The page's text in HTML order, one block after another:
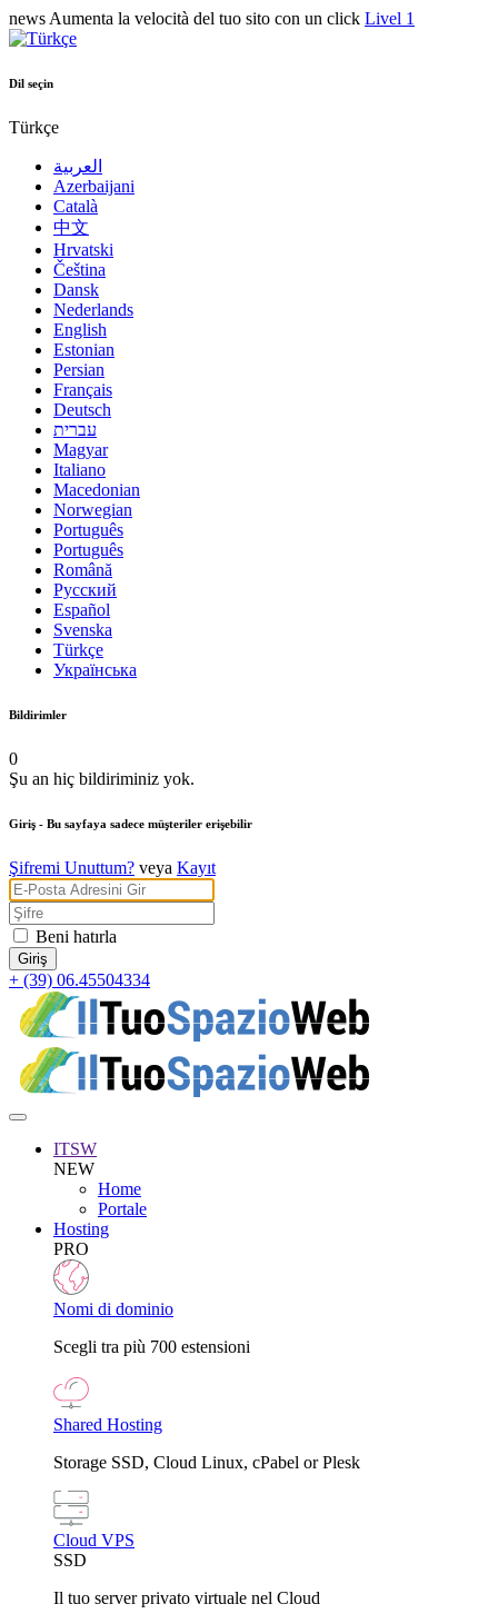
news Aumenta la velocità del tuo sito con un click Livel 1
Dil seçin
Türkçe
العربية
Azerbaijani
Català
中文
Hrvatski
Čeština
Dansk
Nederlands
English
Estonian
Persian
Français
Deutsch
עברית
Magyar
Italiano
Macedonian
Norwegian
Português
Português
Română
Русский
Español
Svenska
Türkçe
Українська
Bildirimler
0
Şu an hiç bildiriminiz yok.
Giriş - Bu sayfaya sadece müşteriler erişebilir
Şifremi Unuttum? veya Kayıt
Beni hatırla
+ (39) 06.45504334
ITSW
NEW
Home
Portale
Hosting
PRO
Nomi di dominio
Scegli tra più 700 estensioni
Shared Hosting
Storage SSD, Cloud Linux, cPabel or Plesk
Cloud VPS
SSD
Il tuo server privato virtuale nel Cloud